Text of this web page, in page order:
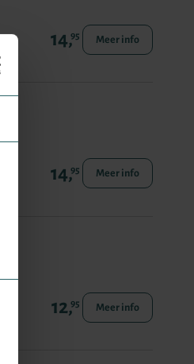
14,95 Meer info
14,95 Meer info
12,95 Meer info